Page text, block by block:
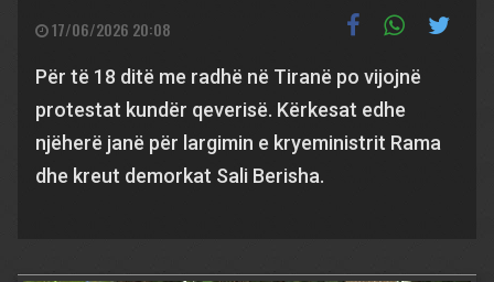
17/06/2026 20:08
Për të 18 ditë me radhë në Tiranë po vijojnë
protestat kundër qeverisë. Kërkesat edhe
njëherë janë për largimin e kryeministrit Rama
dhe kreut demorkat Sali Berisha.